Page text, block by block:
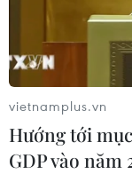
vietnamplus.vn
Hướng tới
GDP vào năm